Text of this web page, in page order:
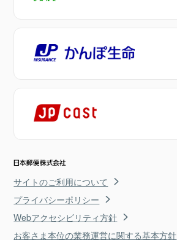
サイトのご利用について
プライバシーポリシー
Webアクセシビリティ方針
お客さま本位の業務運営に関する基本方針